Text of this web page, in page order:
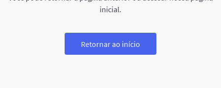
inicial.
Retornar ao início